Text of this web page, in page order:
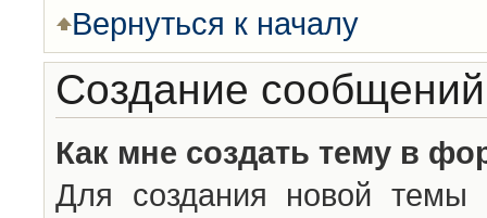
Вернуться к началу
Создание сообщений
Как мне создать тему в
Для создания новой темы